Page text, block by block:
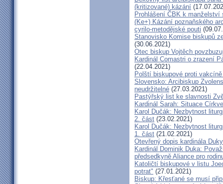
(kritizované) kázání
Prohlášení ČBK k manželství
(Ke+) Kázání poznaňského
cyrilo-metodějské pouti
Stanovisko Komise biskupů
(30.06.2021)
Otec biskup Vojtěch
Kardinál Comastri o zrazení
(22.04.2021)
Polští biskupové proti
Slovensko: Arcibiskup
neudržitelné (27.03.2021)
Pastýřský list ke slavnosti
Kardinál Sarah: Situace
Karol Dučák: Nezbytnost
2. část (23.02.2021)
Karol Dučák: Nezbytnost
1. část (21.02.2021)
Otevřený dopis kardinála
Kardinál Dominik Duka:
předsedkyně Aliance pro
Katoličtí biskupové v listu
potrat" (27.01.2021)
Biskup: Křesťané se musí